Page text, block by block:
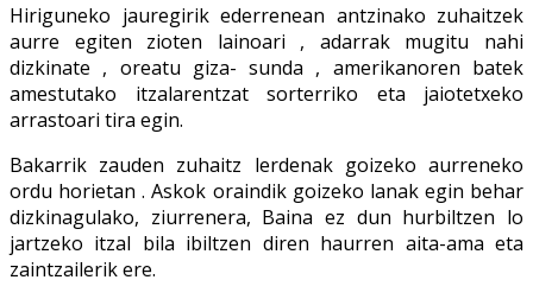
Hiriguneko jauregirik ederrenean antzinako zuhaitzek
aurre egiten zioten lainoari , adarrak mugitu nahi
dizkinate , oreatu giza- sunda , amerikanoren batek
amestutako itzalarentzat sorterriko eta jaiotetxeko
arrastoari tira egin.
Bakarrik zauden zuhaitz lerdenak goizeko aurreneko
ordu horietan . Askok oraindik goizeko lanak egin behar
dizkinagulako, ziurrenera, Baina ez dun hurbiltzen lo
jartzeko itzal bila ibiltzen diren haurren aita-ama eta
zaintzailerik ere.